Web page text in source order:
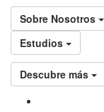
Sobre Nosotros
Estudios
Descubre más